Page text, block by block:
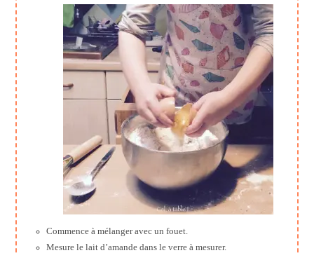
Commence à mélanger avec un fouet.
Mesure le lait d’amande dans le verre à mesurer.